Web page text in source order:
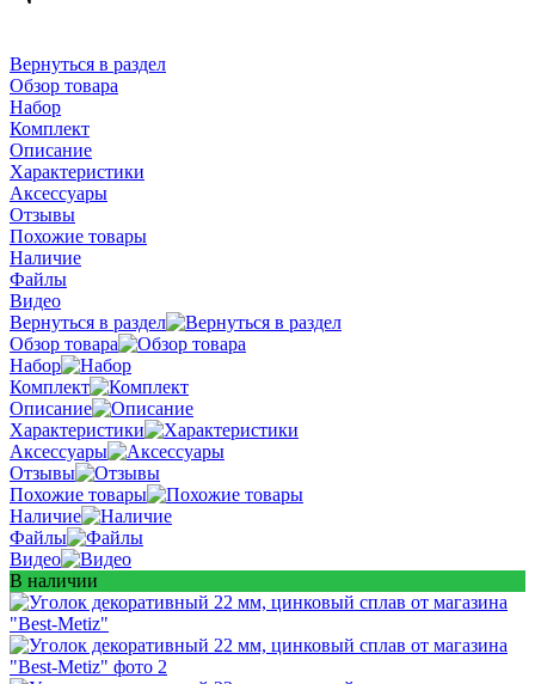
Вернуться в раздел
Обзор товара
Набор
Комплект
Описание
Характеристики
Аксессуары
Отзывы
Похожие товары
Наличие
Файлы
Видео
Вернуться в раздел
Обзор товара
Набор
Комплект
Описание
Характеристики
Аксессуары
Отзывы
Похожие товары
Наличие
Файлы
Видео
В наличии